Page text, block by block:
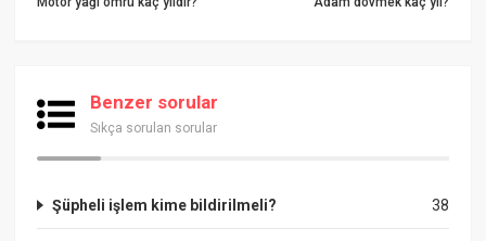
Benzer sorular
Sıkça sorulan sorular
38
Şüpheli işlem kime bildirilmeli?